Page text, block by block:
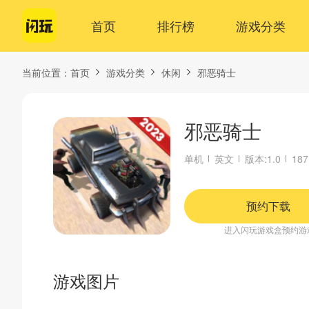
首页 排行榜 游戏分类
当前位置： 首页 游戏分类 休闲 邪恶骑士
邪恶骑士
单机 英文 版本:1.0
预约下载
进入闪玩游戏盒预约游
游戏图片